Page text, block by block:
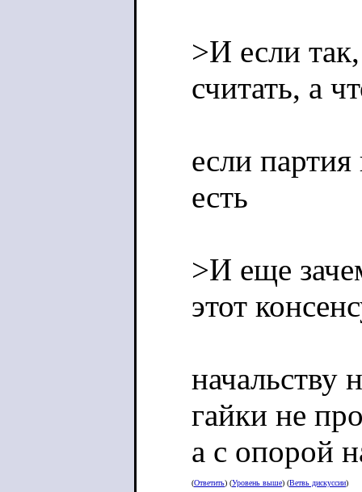
>И если
считать, а
если
есть
>И еще
этот
начальству
гайки не
а с опорой
(Ответить) (Уровень выше) (Ветвь дискуссии)